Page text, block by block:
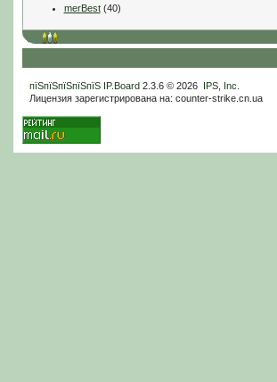
merBest(40)
пїЅпїЅпїЅпїЅпїЅ IP.Board2.3.6 © 2026 IPS, Inc
Лицензия зарегистрирована на: counter-strike.cn.ua